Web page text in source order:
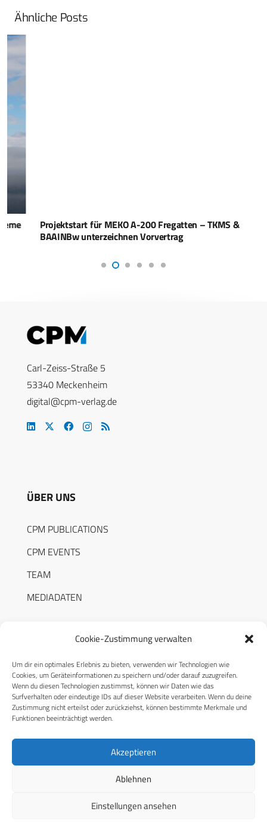
Cookie-Zustimmung verwalten
Um dir ein optimales Erlebnis zu bieten, verwenden wir Technologien wie
Cookies, um Geräteinformationen zu speichern und/oder darauf zuzugreifen.
Wenn du diesen Technologien zustimmst, können wir Daten wie das
Surfverhalten oder eindeutige IDs auf dieser Website verarbeiten. Wenn du deine
Zustimmung nicht erteilst oder zurückziehst, können bestimmte Merkmale und
Funktionen beeinträchtigt werden.
Akzeptieren
Ablehnen
Einstellungen ansehen
Ähnliche Posts
Projektstart für MEKO A-200 Fregatten – TKMS &
BAAINBw unterzeichnen Vorvertrag
Carl-Zeiss-Straße 5
53340 Meckenheim
digital@cpm-verlag.de
ÜBER UNS
CPM PUBLICATIONS
CPM EVENTS
TEAM
MEDIADATEN
RECHTLICHES
Datenschutzerklärung
Cookie-Richtlinie (EU)